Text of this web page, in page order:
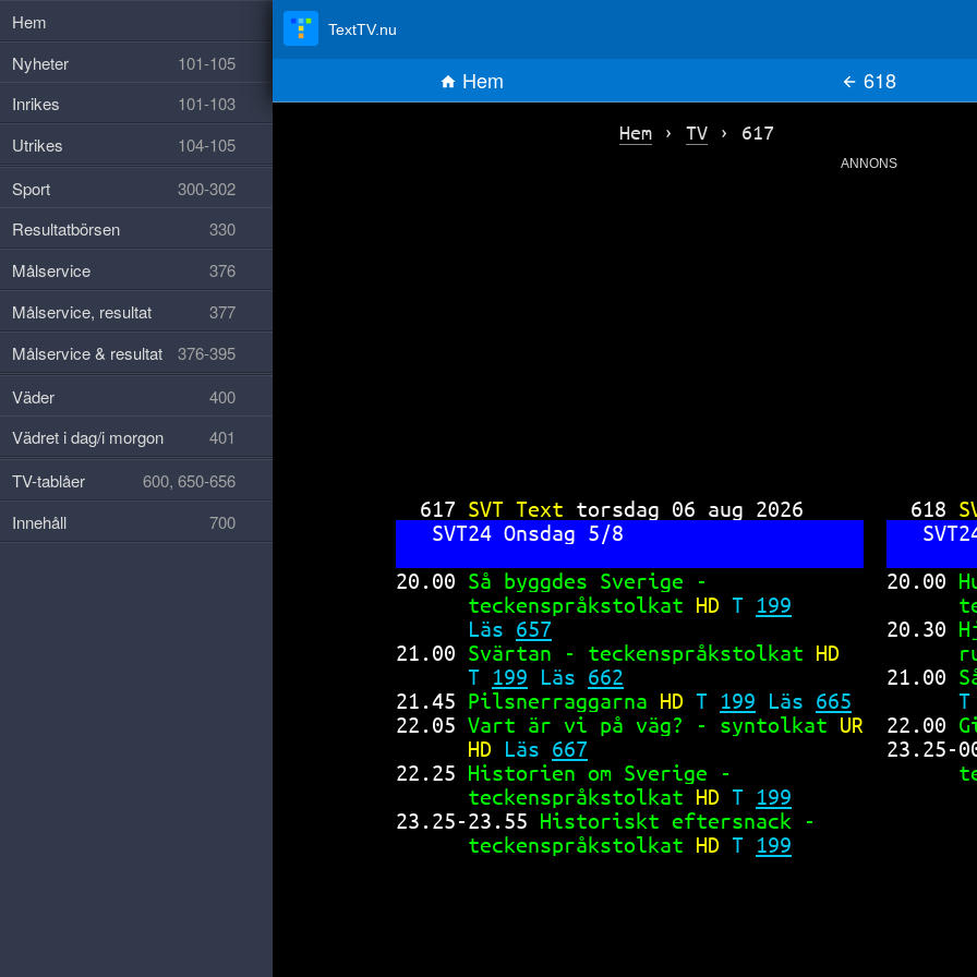
Hem › TV › 617
ANNONS
617 SVT Text torsdag 06 aug 2026
SVT24 Onsdag 5/8
20.00 Så byggdes Sverige -
teckenspråkstolkat HD T 199
Läs 657
21.00 Svärtan - teckenspråkstolkat HD
T 199 Läs 662
21.45 Pilsnerraggarna HD T 199 Läs 665
22.05 Vart är vi på väg? - syntolkat UR
HD Läs 667
22.25 Historien om Sverige -
teckenspråkstolkat HD T 199
23.25-23.55 Historiskt eftersnack -
teckenspråkstolkat HD T 199
618
20.00
20.30
21.00
T
22.00
23.25-
TextTV.nu
Hem 618
Hem
Nyheter
101-105
Inrikes
101-103
Utrikes
104-105
Sport
300-302
Resultatbörsen
330
Målservice
376
Målservice, resultat
377
Målservice & resultat
376-395
Väder
400
Vädret i dag/i morgon
401
TV-tablåer
600, 650-656
Innehåll
700